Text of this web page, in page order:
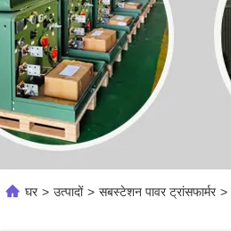
घर > उत्पादों > सबस्टेशन पावर ट्रांसफार्मर >